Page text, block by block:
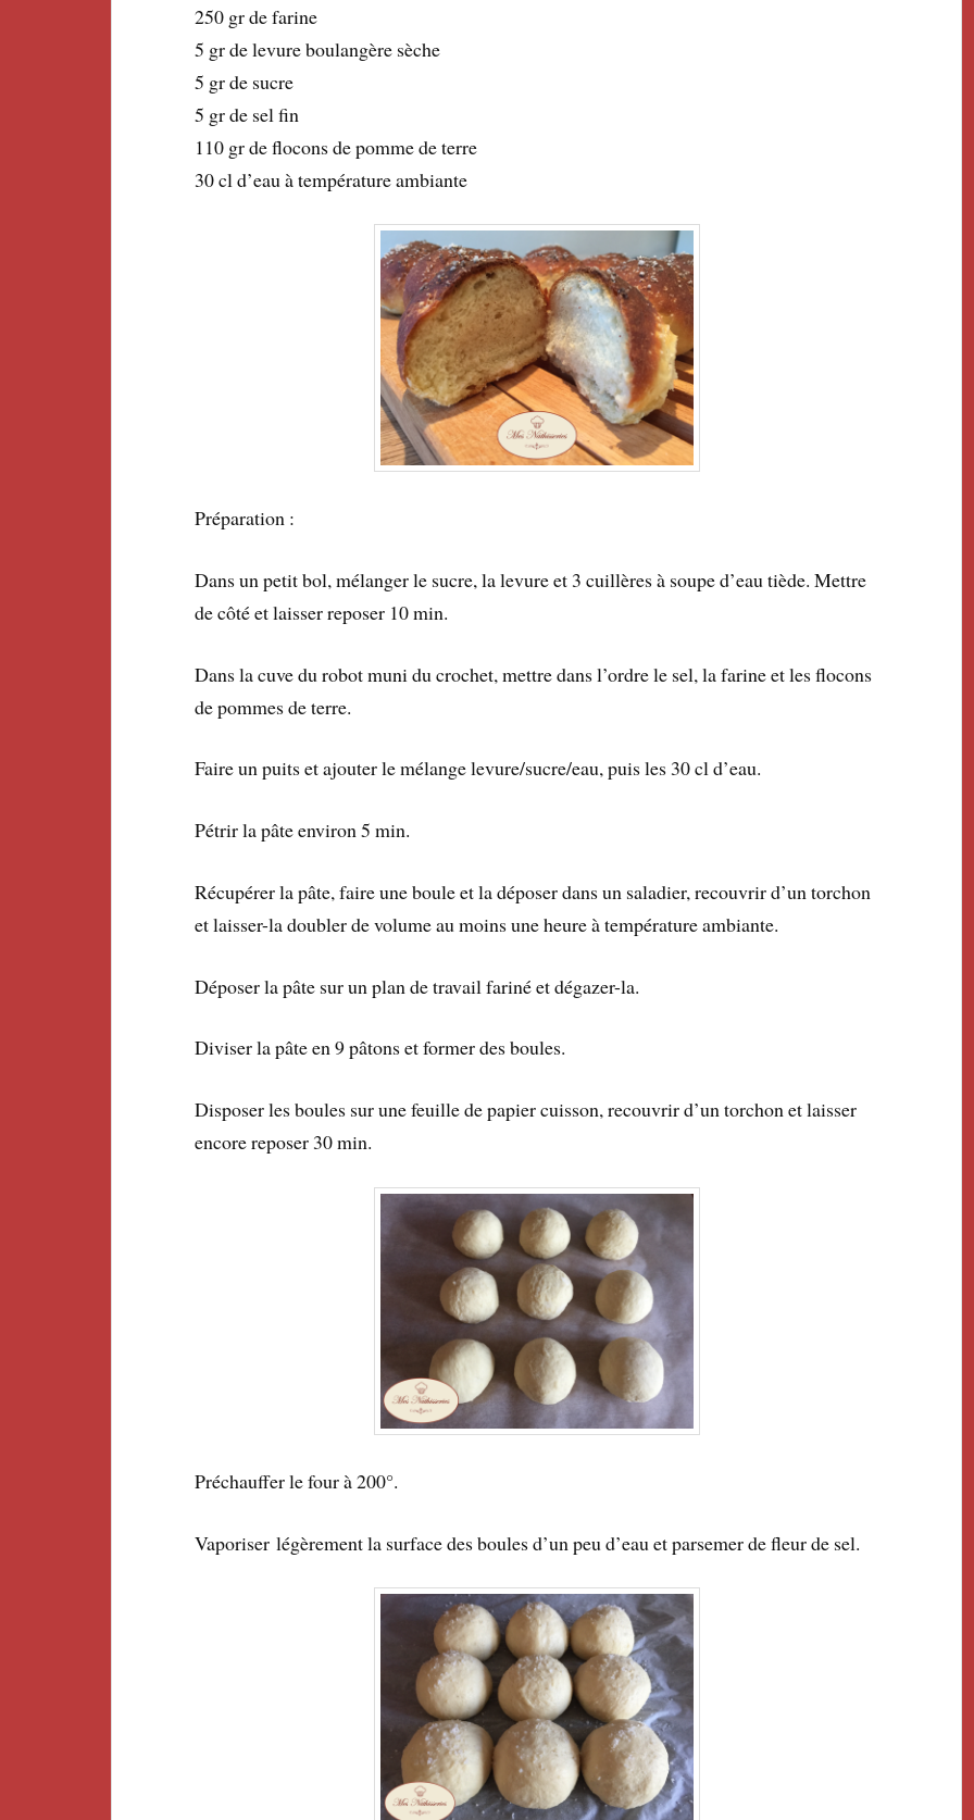
250 gr de farine
5 gr de levure boulangère sèche
5 gr de sucre
5 gr de sel fin
110 gr de flocons de pomme de terre
30 cl d’eau à température ambiante
Préparation :
Dans un petit bol, mélanger le sucre, la levure et 3 cuillères à soupe d’eau tiède. Mettre
de côté et laisser reposer 10 min.
Dans la cuve du robot muni du crochet, mettre dans l’ordre le sel, la farine et les flocons
de pommes de terre.
Faire un puits et ajouter le mélange levure/sucre/eau, puis les 30 cl d’eau.
Pétrir la pâte environ 5 min.
Récupérer la pâte, faire une boule et la déposer dans un saladier, recouvrir d’un torchon
et laisser-la doubler de volume au moins une heure à température ambiante.
Déposer la pâte sur un plan de travail fariné et dégazer-la.
Diviser la pâte en 9 pâtons et former des boules.
Disposer les boules sur une feuille de papier cuisson, recouvrir d’un torchon et laisser
encore reposer 30 min.
Préchauffer le four à 200°.
Vaporiser légèrement la surface des boules d’un peu d’eau et parsemer de fleur de sel.